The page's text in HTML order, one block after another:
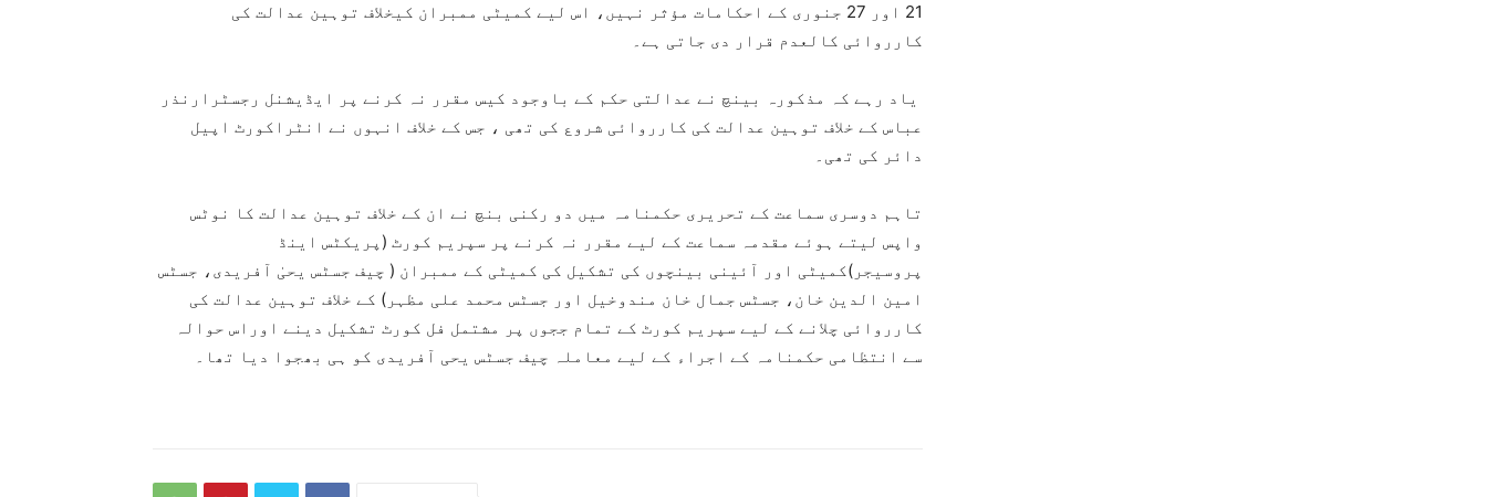
21 اور 27 جنوری کے احکامات مؤثر نہیں، اس لیے کمیٹی ممبران کیخلاف توہین عدالت کی
کارروائی کالعدم قرار دی جاتی ہے۔
یاد رہے کہ مذکورہ بینچ نے عدالتی حکم کے باوجود کیس مقرر نہ کرنے پر ایڈیشنل رجسٹرارنذر
عباس کے خلاف توہین عدالت کی کارروائی شروع کی تھی ، جس کے خلاف انہوں نے انٹراکورٹ اپیل
دائر کی تھی۔
تاہم دوسری سماعت کے تحریری حکمنامہ میں دو رکنی بنچ نے ان کے خلاف توہین عدالت کا نوٹس
واپس لیتے ہوئے مقدمہ سماعت کے لیے مقرر نہ کرنے پر سپریم کورٹ (پریکٹس اینڈ
پروسیجر)کمیٹی اور آئینی بینچوں کی تشکیل کی کمیٹی کے ممبران ( چیف جسٹس یحیٰ آفریدی، جسٹس
امین الدین خان، جسٹس جمال خان مندوخیل اور جسٹس محمد علی مظہر) کے خلاف توہین عدالت کی
کارروائی چلانے کے لیے سپریم کورٹ کے تمام ججوں پر مشتمل فل کورٹ تشکیل دینے اوراس حوالہ
سے انتظامی حکمنامہ کے اجراء کے لیے معاملہ چیف جسٹس یحی آفریدی کو ہی بھجوا دیا تھا۔